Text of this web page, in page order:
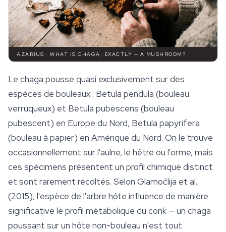
AZARIUS · WHAT IS CHAGA, EXACTLY — A MUSHROOM?
Le chaga pousse quasi exclusivement sur des
espèces de bouleaux : Betula pendula (bouleau
verruqueux) et Betula pubescens (bouleau
pubescent) en Europe du Nord, Betula papyrifera
(bouleau à papier) en Amérique du Nord. On le trouve
occasionnellement sur l'aulne, le hêtre ou l'orme, mais
ces spécimens présentent un profil chimique distinct
et sont rarement récoltés. Selon Glamočlija et al.
(2015), l'espèce de l'arbre hôte influence de manière
significative le profil métabolique du conk — un chaga
poussant sur un hôte non-bouleau n'est tout